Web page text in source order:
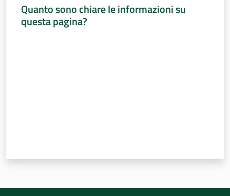
Quanto sono chiare le informazioni su
questa pagina?